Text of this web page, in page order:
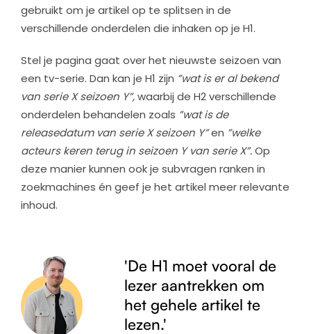
gebruikt om je artikel op te splitsen in de
verschillende onderdelen die inhaken op je H1.
Stel je pagina gaat over het nieuwste seizoen van
een tv-serie. Dan kan je H1 zijn ”wat is er al bekend
van serie X seizoen Y”,waarbij de H2 verschillende
onderdelen behandelen zoals ”wat is de
releasedatum van serie X seizoen Y”en ”welke
acteurs keren terug in seizoen Y van serie X”.Op
deze manier kunnen ook je subvragen ranken in
zoekmachines én geef je het artikel meer relevante
inhoud.
'De H1 moet vooral de
lezer aantrekken om
het gehele artikel te
lezen.'